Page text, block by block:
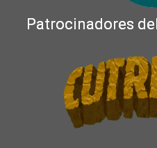
Patrocinadores